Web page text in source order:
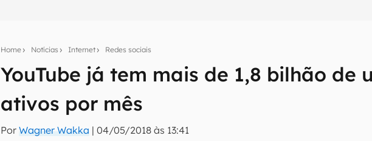
Home Notícias Internet Redes sociais
YouTube já tem mais de 1,8 bilhão de
ativos por mês
PorWagner Wakka |04/05/2018 às 13:41
Seu resumo inteligente do mundo tech!
Assine a newsletter do Canaltech e receba notícias e reviews sobre tecnologia